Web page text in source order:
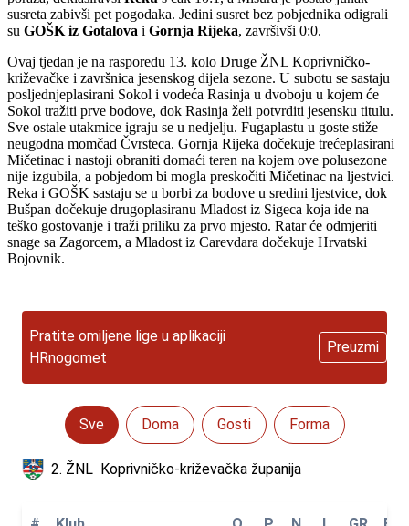
susreta zabivši pet pogodaka. Jedini susret bez pobjednika odigrali
su GOŠK iz Gotalova i Gornja Rijeka, završivši 0:0.
Ovaj tjedan je na rasporedu 13. kolo Druge ŽNL Koprivničko-
križevačke i završnica jesenskog dijela sezone. U subotu se sastaju
posljednjeplasirani Sokol i vodeća Rasinja u dvoboju u kojem će
Sokol tražiti prve bodove, dok Rasinja želi potvrditi jesensku titulu.
Sve ostale utakmice igraju se u nedjelju. Fugaplastu u goste stiže
neugodna momčad Čvrsteca. Gornja Rijeka dočekuje trećeplasirani
Mičetinac i nastoji obraniti domaći teren na kojem ove polusezone
nije izgubila, a pobjedom bi mogla preskočiti Mičetinac na ljestvici.
Reka i GOŠK sastaju se u borbi za bodove u sredini ljestvice, dok
Bušpan dočekuje drugoplasiranu Mladost iz Sigeca koja ide na
teško gostovanje i traži priliku za prvo mjesto. Ratar će odmjeriti
snage sa Zagorcem, a Mladost iz Carevdara dočekuje Hrvatski
Bojovnik.